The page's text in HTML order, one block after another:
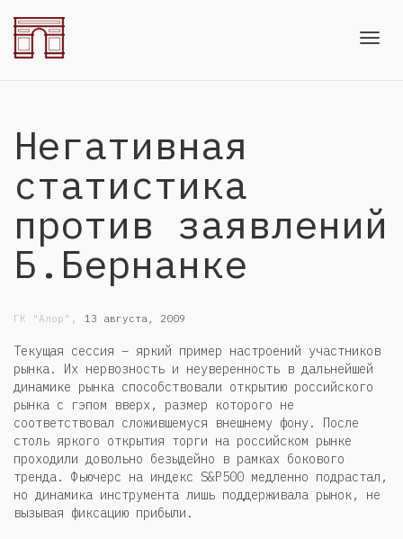
Негативная
статистика
против заявлений
Б.Бернанке
ГК "Алор" , 13 августа, 2009
Текущая сессия – яркий пример настроений участников
рынка. Их нервозность и неуверенность в дальнейшей
динамике рынка способствовали открытию российского
рынка с гэпом вверх, размер которого не
соответствовал сложившемуся внешнему фону. После
столь яркого открытия торги на российском рынке
проходили довольно безыдейно в рамках бокового
тренда. Фьючерс на индекс S&P500 медленно подрастал,
но динамика инструмента лишь поддерживала рынок, не
вызывая фиксацию прибыли.